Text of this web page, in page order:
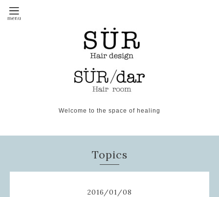
Welcome to the space of healing
Topics
2016/01/08